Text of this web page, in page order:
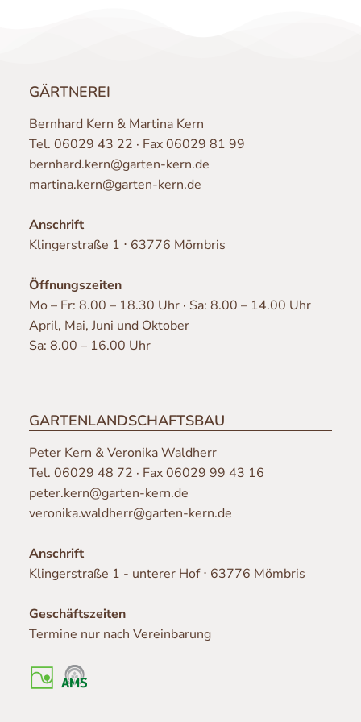
GÄRTNEREI
Bernhard Kern & Martina Kern
Tel. 06029 43 22 · Fax 06029 81 99
bernhard.kern@garten-kern.de
martina.kern@garten-kern.de
Anschrift
Klingerstraße 1 ⋅ 63776 Mömbris
Öffnungszeiten
Mo – Fr: 8.00 – 18.30 Uhr · Sa: 8.00 – 14.00 Uhr
April, Mai, Juni und Oktober
Sa: 8.00 – 16.00 Uhr
GARTENLANDSCHAFTSBAU
Peter Kern & Veronika Waldherr
Tel. 06029 48 72 · Fax 06029 99 43 16
peter.kern@garten-kern.de
veronika.waldherr@garten-kern.de
Anschrift
Klingerstraße 1 - unterer Hof ⋅ 63776 Mömbris
Geschäftszeiten
Termine nur nach Vereinbarung